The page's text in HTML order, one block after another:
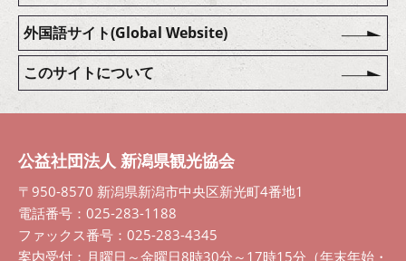
外国語サイト(Global Website)
このサイトについて
公益社団法人 新潟県観光協会
〒950-8570 新潟県新潟市中央区新光町4番地1
電話番号：025-283-1188
ファックス番号：025-283-4345
案内受付：月曜日～金曜日8時30分～17時15分（年末年始・